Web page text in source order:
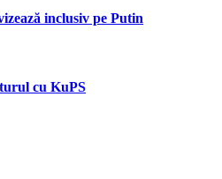
inclusiv pe Putin
cu KuPS